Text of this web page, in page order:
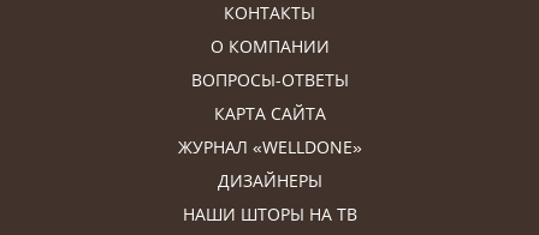
КОНТАКТЫ
О КОМПАНИИ
ВОПРОСЫ-ОТВЕТЫ
КАРТА САЙТА
ЖУРНАЛ «WELLDONE»
ДИЗАЙНЕРЫ
НАШИ ШТОРЫ НА ТВ